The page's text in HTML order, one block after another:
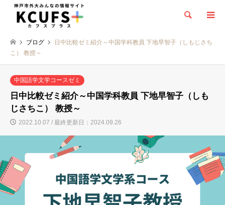
検索
ブログ
日中比較ゼミ紹介～中国学科教員 下地早智子（しもじさち
こ） 教授～
中国語学文学コースゼミ
日中比較ゼミ紹介～中国学科教員 下地早智子（しも
じさちこ） 教授～
2022.10.07 / 最終更新日：2024.09.26